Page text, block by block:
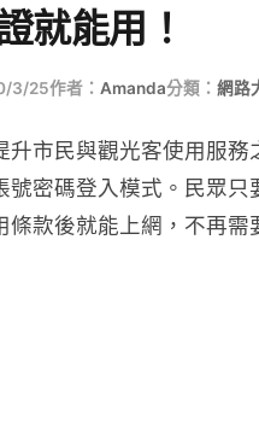
就能用！
3/25作者： Amanda分類： 網路
升市民與觀光客使用服
號密碼登入模式。民眾只
條款後就能上網，不再